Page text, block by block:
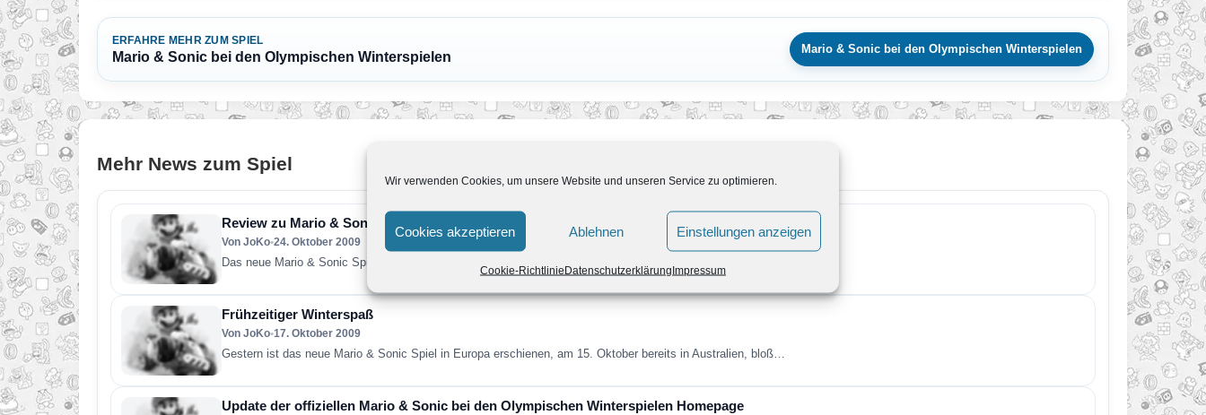
Wir verwenden Cookies, um unsere Website und unseren Service zu optimieren.
Cookies akzeptieren Ablehnen Einstellungen anzeigen
Cookie-RichtlinieDatenschutzerklärungImpressum
ERFAHRE MEHR ZUM SPIEL
Mario & Sonic bei den Olympischen Winterspielen
Mario & Sonic bei den Olympischen Winterspielen
Mehr News zum Spiel
Review zu Mario & Sonic 2 *Update*
Von JoKo•24. Oktober 2009
Das neue Mario & Sonic Spiel ist jetzt schon über eine Woche draußen und die Kollegen von spieletipps.de…
Frühzeitiger Winterspaß
Von JoKo•17. Oktober 2009
Gestern ist das neue Mario & Sonic Spiel in Europa erschienen, am 15. Oktober bereits in Australien, bloß…
Update der offiziellen Mario & Sonic bei den Olympischen Winterspielen Homepage